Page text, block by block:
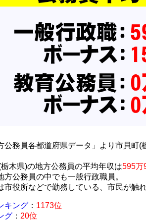
公務員各都道府県データ」より市貝町(
木県)の地方公務員の平均年収は595万
公務員の中でも一般行政職員。
市役所などで勤務している、市民が触
キング ： 1173位
グ ： 20位